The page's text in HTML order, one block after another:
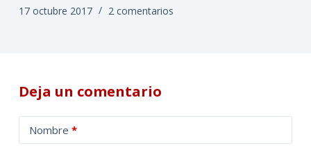
17 octubre 2017 2 comentarios
Deja un comentario
Nombre *
l